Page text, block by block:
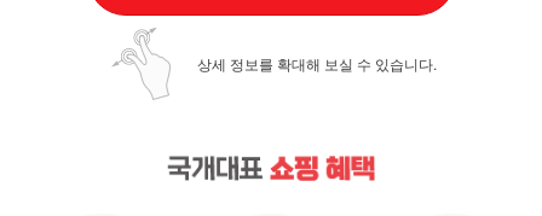
상세 정보를 확대해 보실 수 있습니다.